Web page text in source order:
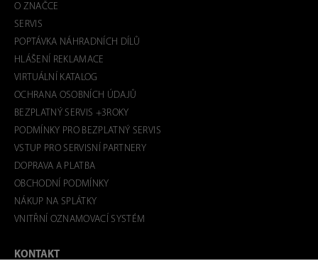
O ZNAČCE
SERVIS
POPTÁVKA NÁHRADNÍCH DÍLŮ
HLÁŠENÍ REKLAMACE
VIRTUÁLNÍ KATALOG
OCHRANA OSOBNÍCH ÚDAJŮ
BEZPLATNÝ SERVIS +3ROKY
PODMÍNKY PRO BEZPLATNÝ SERVIS
VSTUP PRO SERVISNÍ PARTNERY
DOPRAVA A PLATBA
OBCHODNÍ PODMÍNKY
NÁKUP NA SPLÁTKY
VNITŘNÍ OZNAMOVACÍ SYSTÉM
KONTAKT